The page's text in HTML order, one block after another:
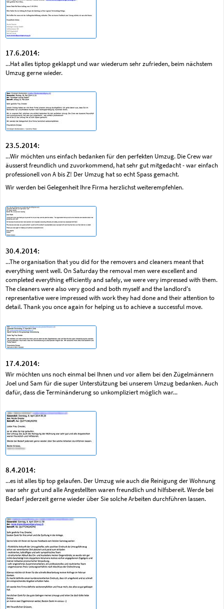
17.6.2014:
...Hat alles tiptop geklappt und war wiederum sehr zufrieden, beim nächstem
Umzug gerne wieder.
23.5.2014:
...Wir möchten uns einfach bedanken für den perfekten Umzug. Die Crew war
äusserst freundlich und zuvorkommend, hat sehr gut mitgedacht - war einfach
professionell von A bis Z! Der Umzug hat so echt Spass gemacht.
Wir werden bei Gelegenheit Ihre Firma herzlichst weiterempfehlen.
30.4.2014:
...The organisation that you did for the removers and cleaners meant that
everything went well. On Saturday the removal men were excellent and
completed everything efficiently and safely, we were very impressed with them.
The cleaners were also very good and both myself and the landlord's
representative were impressed with work they had done and their attention to
detail. Thank you once again for helping us to achieve a successful move.
17.4.2014:
Wir möchten uns noch einmal bei Ihnen und vor allem bei den Zügelmännern
Joel und Sam für die super Unterstützung bei unserem Umzug bedanken. Auch
dafür, dass die Terminänderung so unkompliziert möglich war...
8.4.2014:
...es ist alles tip top gelaufen. Der Umzug wie auch die Reinigung der Wohnung
war sehr gut und alle Angestellten waren freundlich und hilfsbereit. Werde bei
Bedarf jederzeit gerne wieder über Sie solche Arbeiten durchführen lassen.